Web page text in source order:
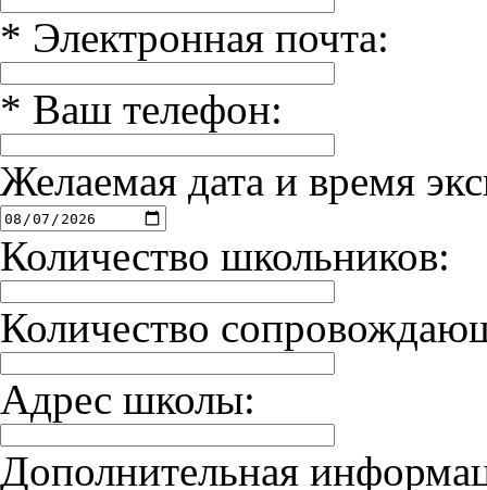
* Электронная почта:
* Ваш телефон:
Желаемая дата и время
Количество школьников:
Количество
Адрес школы:
Дополнительная